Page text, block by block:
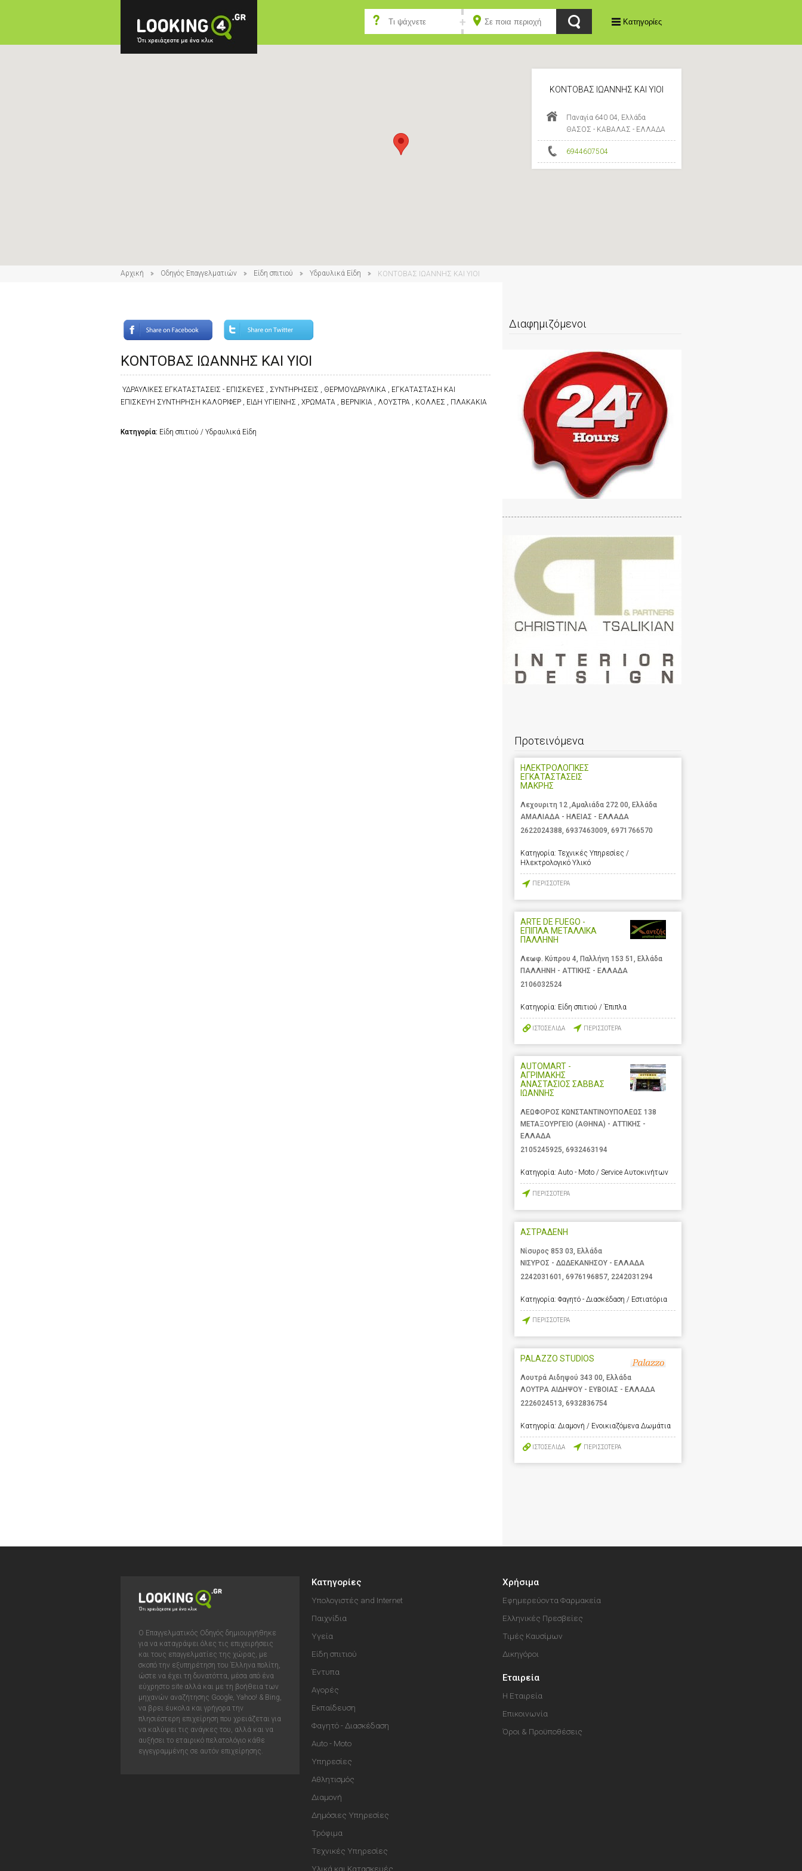
Κατηγορίες
ΚΟΝΤΟΒΑΣ ΙΩΑΝΝΗΣ ΚΑΙ ΥΙΟΙ
Παναγία 640 04, Ελλάδα
ΘΑΣΟΣ - ΚΑΒΑΛΑΣ - ΕΛΛΑΔΑ
6944607504
Αρχική Οδηγός Επαγγελματιών Είδη σπιτιού Υδραυλικά Είδη ΚΟΝΤΟΒΑΣ ΙΩΑΝΝΗΣ ΚΑΙ ΥΙΟΙ
ΚΟΝΤΟΒΑΣ ΙΩΑΝΝΗΣ ΚΑΙ ΥΙΟΙ
ΥΔΡΑΥΛΙΚΕΣ ΕΓΚΑΤΑΣΤΑΣΕΙΣ - ΕΠΙΣΚΕΥΕΣ , ΣΥΝΤΗΡΗΣΕΙΣ , ΘΕΡΜΟΥΔΡΑΥΛΙΚΑ , ΕΓΚΑΤΑΣΤΑΣΗ ΚΑΙ
ΕΠΙΣΚΕΥΗ ΣΥΝΤΗΡΗΣΗ ΚΑΛΟΡΙΦΕΡ , ΕΙΔΗ ΥΓΙΕΙΝΗΣ , ΧΡΩΜΑΤΑ , ΒΕΡΝΙΚΙΑ , ΛΟΥΣΤΡΑ , ΚΟΛΛΕΣ , ΠΛΑΚΑΚΙΑ
Κατηγορία: Είδη σπιτιού / Υδραυλικά Είδη
Διαφημιζόμενοι
Προτεινόμενα
ΗΛΕΚΤΡΟΛΟΓΙΚΕΣ
ΕΓΚΑΤΑΣΤΑΣΕΙΣ
ΜΑΚΡΗΣ
Λεχουριτη 12 ,Αμαλιάδα 272 00, Ελλάδα
ΑΜΑΛΙΑΔΑ - ΗΛΕΙΑΣ - ΕΛΛΑΔΑ
2622024388 6937463009 6971766570
Κατηγορία: Τεχνικές Υπηρεσίες /
Ηλεκτρολογικό Υλικό
ΠΕΡΙΣΣΟΤΕΡΑ
ARTE DE FUEGO -
ΕΠΙΠΛΑ ΜΕΤΑΛΛΙΚΑ
ΠΑΛΛΗΝΗ
Λεωφ. Κύπρου 4, Παλλήνη 153 51, Ελλάδα
ΠΑΛΛΗΝΗ - ΑΤΤΙΚΗΣ - ΕΛΛΑΔΑ
2106032524
Κατηγορία: Είδη σπιτιού / Έπιπλα
ΙΣΤΟΣΕΛΙΔΑ ΠΕΡΙΣΣΟΤΕΡΑ
AUTOMART -
ΑΓΡΙΜΑΚΗΣ
ΑΝΑΣΤΑΣΙΟΣ ΣΑΒΒΑΣ
ΙΩΑΝΝΗΣ
ΛΕΩΦΟΡΟΣ ΚΩΝΣΤΑΝΤΙΝΟΥΠΟΛΕΩΣ 138
ΜΕΤΑΞΟΥΡΓΕΙΟ (ΑΘΗΝΑ) - ΑΤΤΙΚΗΣ -
ΕΛΛΑΔΑ
2105245925, 6932463194
Κατηγορία: Auto - Moto / Service Αυτοκινήτων
ΠΕΡΙΣΣΟΤΕΡΑ
ΑΣΤΡΑΔΕΝΗ
Νίσυρος 853 03, Ελλάδα
ΝΙΣΥΡΟΣ - ΔΩΔΕΚΑΝΗΣΟΥ - ΕΛΛΑΔΑ
2242031601
6976196857 2242031294
Κατηγορία: Φαγητό - Διασκέδαση / Εστιατόρια
ΠΕΡΙΣΣΟΤΕΡΑ
PALAZZO STUDIOS
Λουτρά Αιδηψού 343 00, Ελλάδα
ΛΟΥΤΡΑ ΑΙΔΗΨΟΥ - ΕΥΒΟΙΑΣ - ΕΛΛΑΔΑ
2226024513, 6932836754
Κατηγορία: Διαμονή / Ενοικιαζόμενα Δωμάτια
ΙΣΤΟΣΕΛΙΔΑ ΠΕΡΙΣΣΟΤΕΡΑ
Ο Επαγγελματικός Οδηγός δημιουργήθηκε
για να καταγράψει όλες τις επιχειρήσεις
και τους επαγγελματίες της χώρας, με
σκοπό την εξυπηρέτηση του Έλληνα πολίτη,
ώστε να έχει τη δυνατόττα, μέσα από ένα
εύχρηστο site αλλά και με τη βοήθεια των
μηχανών αναζήτησης Google, Yahoo! & Bing,
να βρει έυκολα και γρήγορα την
πλησιέστερη επιχείρηση που χρειάζεται για
να καλύψει τις ανάγκες του, αλλά και να
αυξήσει το εταιρικό πελατολόγιο κάθε
εγγεγραμμένης σε αυτόν επιχείρησης.
Κατηγορίες
Υπολογιστές and Internet
Παιχνίδια
Υγεία
Είδη σπιτιού
Έντυπα
Αγορές
Εκπαίδευση
Φαγητό - Διασκέδαση
Auto - Moto
Υπηρεσίες
Αθλητισμός
Διαμονή
Δημόσιες Υπηρεσίες
Τρόφιμα
Τεχνικές Υπηρεσίες
Υλικά και Κατασκευές
Χρήσιμα
Εφημερεύοντα Φαρμακεία
Ελληνικές Πρεσβείες
Τιμές Καυσίμων
Δικηγόροι
Εταιρεία
Η Εταιρεία
Επικοινωνία
Όροι & Προϋποθέσεις